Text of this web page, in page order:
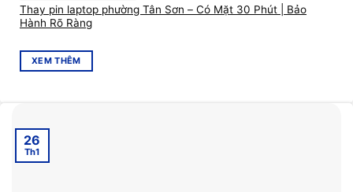
Thay pin laptop phường Tân Sơn – Có Mặt 30 Phút | Bảo
Hành Rõ Ràng
XEM THÊM
26
Th1